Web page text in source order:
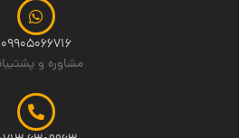
09905066716
مشاوره و